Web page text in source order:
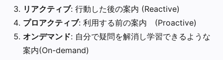
リアクティブ: 行動した後の案内 (Reactive)
プロアクティブ: 利用する前の案内 (Proactive)
オンデマンド: 自分で疑問を解消し学習できるような
案内(On-demand)